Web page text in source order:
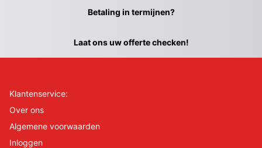
Betaling in termijnen?
Laat ons uw offerte checken!
Klantenservice:
Over ons
Algemene voorwaarden
Inloggen